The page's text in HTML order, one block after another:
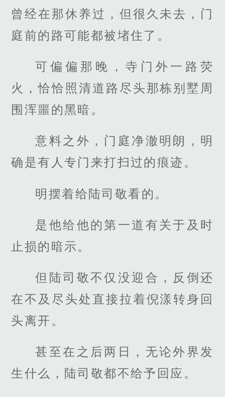
曾经在那休养过，但很久未去，门
庭前的路可能都被堵住了。
可偏偏那晚，寺门外一路荧
火，恰恰照清道路尽头那栋别墅周
围浑噩的黑暗。
意料之外，门庭净澈明朗，明
确是有人专门来打扫过的痕迹。
明摆着给陆司敬看的。
是他给他的第一道有关于及时
止损的暗示。
但陆司敬不仅没迎合，反倒还
在不及尽头处直接拉着倪漾转身回
头离开。
甚至在之后两日，无论外界发
生什么，陆司敬都不给予回应。